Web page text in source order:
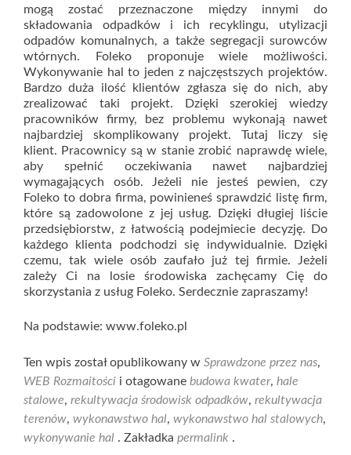
mogą zostać przeznaczone między innymi do
składowania odpadków i ich recyklingu, utylizacji
odpadów komunalnych, a także segregacji surowców
wtórnych. Foleko proponuje wiele możliwości.
Wykonywanie hal to jeden z najczęstszych projektów.
Bardzo duża ilość klientów zgłasza się do nich, aby
zrealizować taki projekt. Dzięki szerokiej wiedzy
pracowników firmy, bez problemu wykonają nawet
najbardziej skomplikowany projekt. Tutaj liczy się
klient. Pracownicy są w stanie zrobić naprawdę wiele,
aby spełnić oczekiwania nawet najbardziej
wymagających osób. Jeżeli nie jesteś pewien, czy
Foleko to dobra firma, powinieneś sprawdzić listę firm,
które są zadowolone z jej usług. Dzięki długiej liście
przedsiębiorstw, z łatwością podejmiecie decyzję. Do
każdego klienta podchodzi się indywidualnie. Dzięki
czemu, tak wiele osób zaufało już tej firmie. Jeżeli
zależy Ci na losie środowiska zachęcamy Cię do
skorzystania z usług Foleko. Serdecznie zapraszamy!
Na podstawie: www.foleko.pl
Ten wpis został opublikowany w Sprawdzone przez nas,
WEB Rozmaitości i otagowane budowa kwater, hale
stalowe, rekultywacja środowisk odpadków, rekultywacja
terenów, wykonawstwo hal, wykonawstwo hal stalowych,
wykonywanie hal . Zakładka permalink .